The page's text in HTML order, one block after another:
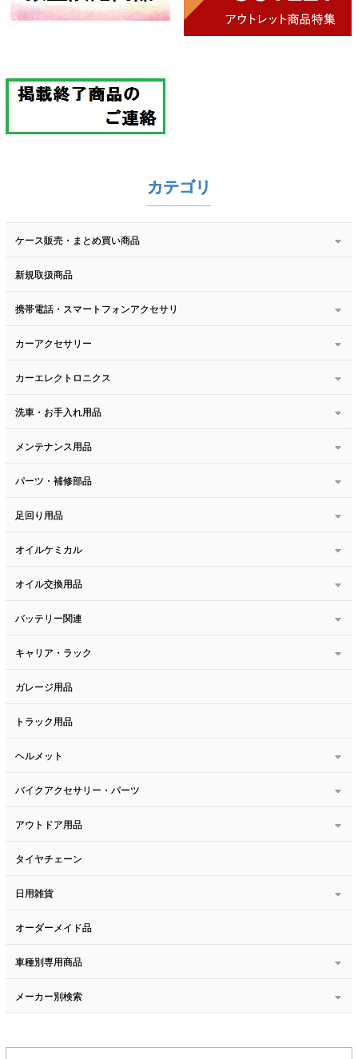
カテゴリ
ケース販売・まとめ買い商品
新規取扱商品
携帯電話・スマートフォンアクセサリ
カーアクセサリー
カーエレクトロニクス
洗車・お手入れ用品
メンテナンス用品
パーツ・補修部品
足回り用品
オイルケミカル
オイル交換用品
バッテリー関連
キャリア・ラック
ガレージ用品
トラック用品
ヘルメット
バイクアクセサリー・パーツ
アウトドア用品
タイヤチェーン
日用雑貨
オーダーメイド品
車種別専用商品
メーカー別検索